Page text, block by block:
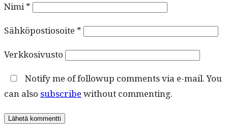
Nimi*
Sähköpostiosoite *
Verkkosivusto
Notify me of followup comments via e-mail. You
can also subscribe without commenting.